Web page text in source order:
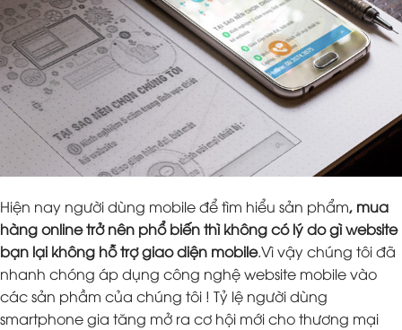
Hiện nay người dùng mobile để tìm hiểu sản phẩm, mua
hàng online trở nên phổ biến thì không có lý do gì website
bạn lại không hỗ trợ giao diện mobile.Vì vậy chúng tôi đã
nhanh chóng áp dụng công nghệ website mobile vào
các sản phầm của chúng tôi ! Tỷ lệ người dùng
smartphone gia tăng mở ra cơ hội mới cho thương mại